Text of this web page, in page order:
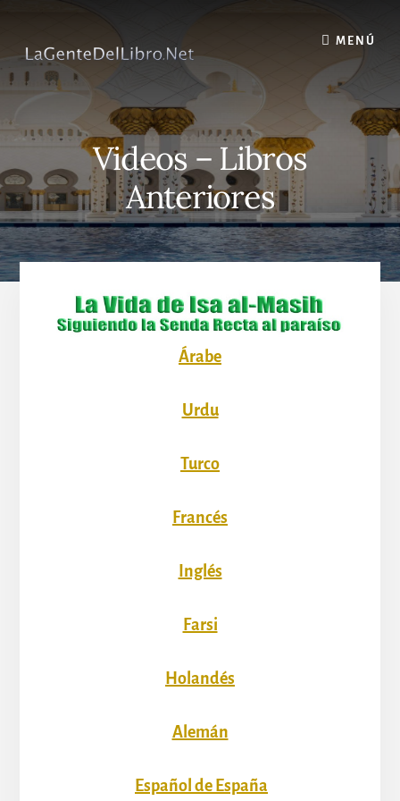
content
MENÚ
Videos – Libros
Anteriores
Árabe
Urdu
Turco
Francés
Inglés
Farsi
Holandés
Alemán
Español de España